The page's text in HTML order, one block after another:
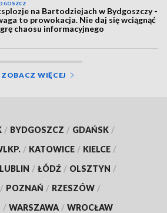
na Bartodziejach w Bydgoszczy -
to prowokacja. Nie daj się wciągnąć
chaosu informacyjnego
ZOBACZ WIĘCEJ
/ BYDGOSZCZ / GDAŃSK /
/ KATOWICE / KIELCE /
LUBLIN / ŁÓDŹ / OLSZTYN /
/ POZNAŃ / RZESZÓW /
/ WARSZAWA / WROCŁAW